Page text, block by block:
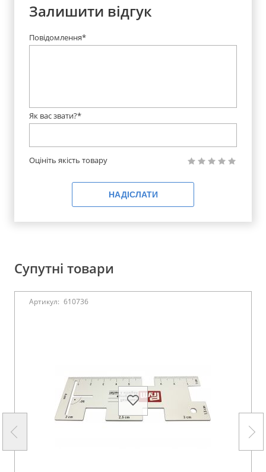
Залишити відгук
Повідомлення*
Як вас звати?*
Оцініть якість товару
НАДІСЛАТИ
Супутні товари
Артикул: 610736